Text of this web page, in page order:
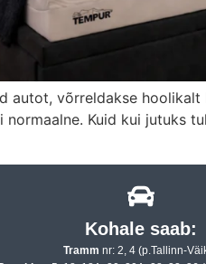
autot, võrreldakse hoolikalt
Kuid kui jutuks
Kohale saab:
Tramm nr: 2, 4 (p.Tallinn-